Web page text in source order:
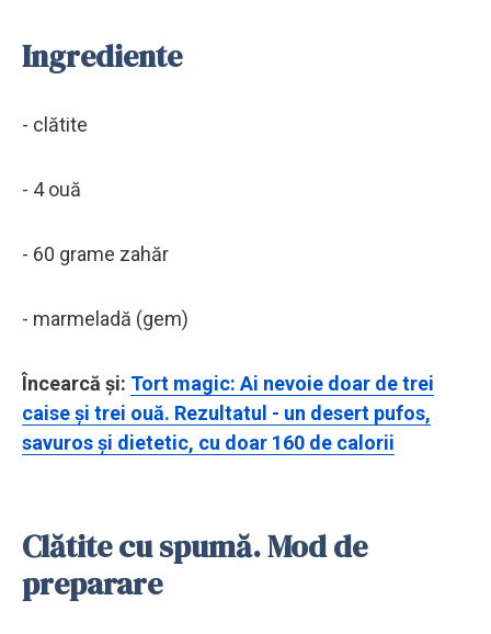
Ingrediente
- clătite
- 4 ouă
- 60 grame zahăr
- marmeladă (gem)
Încearcă și: Tort magic: Ai nevoie doar de trei
caise și trei ouă. Rezultatul - un desert pufos,
savuros și dietetic, cu doar 160 de calorii
Clătite cu spumă. Mod de
preparare